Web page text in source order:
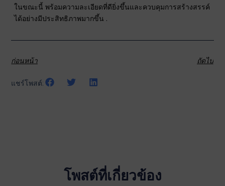
ในขณะนี้ พร้อมความละเอียดที่ดียิ่งขึ้นและควบคุมการสร้างสรรค์
ได้อย่างมีประสิทธิภาพมากขึ้น .
ก่อนหน้า ถัดไป
แชร์โพสต์:
โพสต์ที่เกี่ยวข้อง